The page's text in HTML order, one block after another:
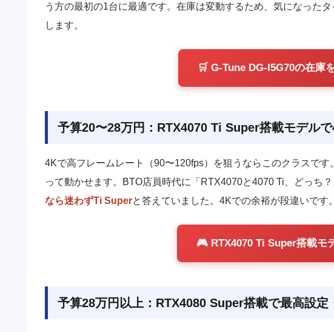
う方の最初の1台に最適です。在庫は変動するため、気になった
します。
🛒 G-Tune DG-I5G70の在庫
予算20〜28万円：RTX4070 Ti Super搭載モデル
4Kで高フレームレート（90〜120fps）を狙うならこのクラスです
って動かせます。BTO店員時代に「RTX4070と4070 Ti、どっち？
なら迷わずTi Superと答えていました。4Kでの余裕が段違いです。
🎮 RTX4070 Ti Super搭載モ
予算28万円以上：RTX4080 Super搭載で最高設定